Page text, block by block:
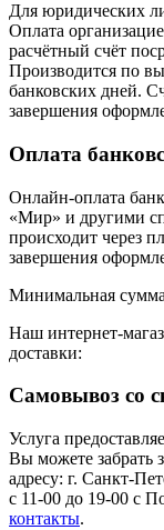
Для юридических
Оплата
расчётный счёт
Производится по
банковских дней.
завершения
Оплата
Онлайн-оплата
«Мир» и другими
происходит через
завершения
Минимальная сумма
Наш интернет-
доставки:
Самовывоз со
Услуга
Вы можете забрать
адресу: г. Санкт-
с 11-00 до 19-00 с
контакты.